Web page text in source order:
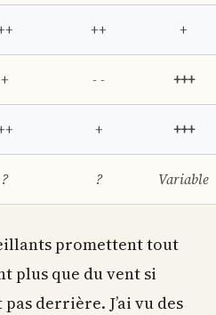
++ +
+ - - +++
+ +++
? ? Variable
promettent tout
plus que du vent si
derrière. J’ai vu des